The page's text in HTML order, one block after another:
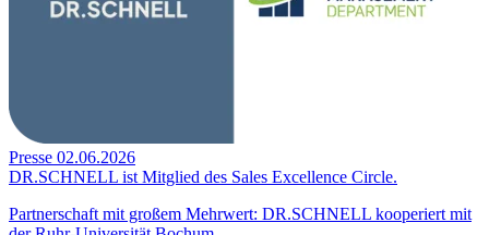
Presse 02.06.2026
DR.SCHNELL ist Mitglied des Sales Excellence Circle.
Partnerschaft mit großem Mehrwert: DR.SCHNELL kooperiert mit